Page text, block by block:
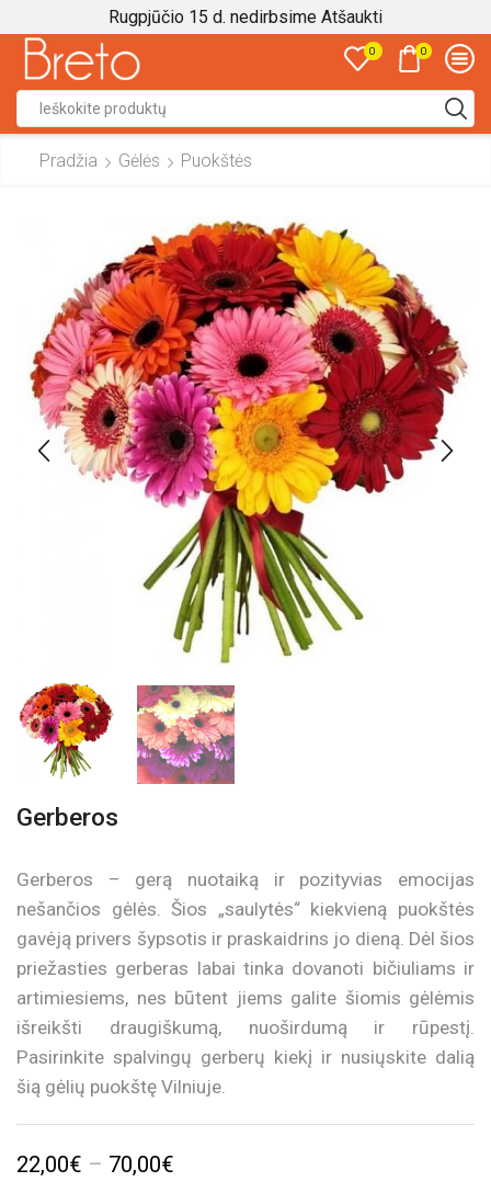
Rugpjūčio 15 d. nedirbsime Atšaukti
0 0
input
Pradžia Gėlės Puokštės
Gerberos
Gerberos – gerą nuotaiką ir pozityvias emocijas
nešančios gėlės. Šios „saulytės“ kiekvieną puokštės
gavėją privers šypsotis ir praskaidrins jo dieną. Dėl šios
priežasties gerberas labai tinka dovanoti bičiuliams ir
artimiesiems, nes būtent jiems galite šiomis gėlėmis
išreikšti draugiškumą, nuoširdumą ir rūpestį.
Pasirinkite spalvingų gerberų kiekį ir nusiųskite dalią
šią gėlių puokštę Vilniuje.
22,00€ – 70,00€